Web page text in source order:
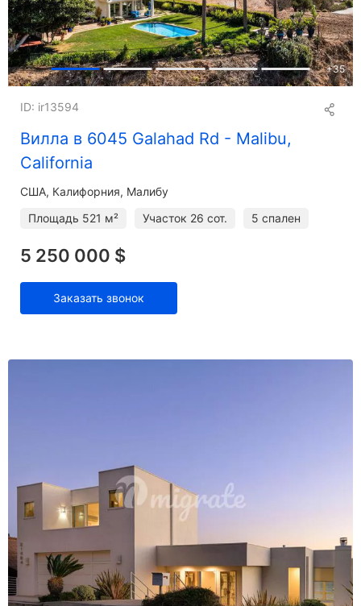
+35
Вилла в 6045 Galahad Rd - Malibu,
California
ID: ir13594
США, Калифорния, Малибу
Площадь 521 м² Участок 26 сот. 5 спален
5 250 000 $
Заказать звонок